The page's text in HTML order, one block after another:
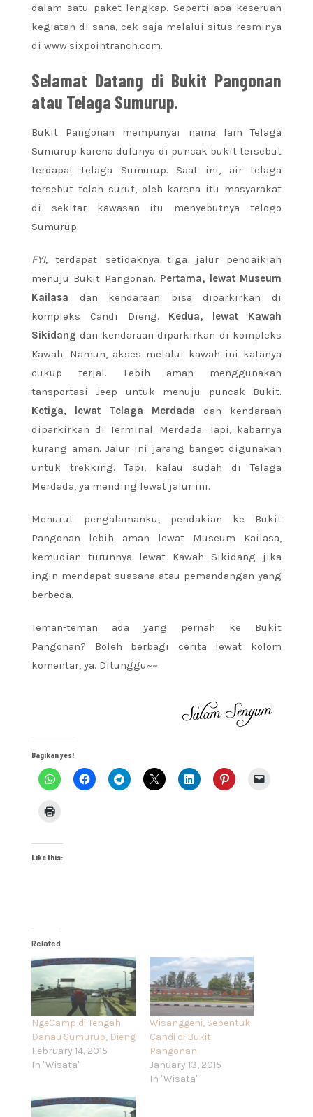
dalam satu paket lengkap. Seperti apa keseruan
kegiatan di sana, cek saja melalui situs resminya
di www.sixpointranch.com.
Selamat Datang di Bukit Pangonan
atau Telaga Sumurup.
Bukit Pangonan mempunyai nama lain Telaga
Sumurup karena dulunya di puncak bukit tersebut
terdapat telaga Sumurup. Saat ini, air telaga
tersebut telah surut, oleh karena itu masyarakat
di sekitar kawasan itu menyebutnya telogo
Sumurup.
FYI,terdapat setidaknya tiga jalur pendaikian
menuju Bukit Pangonan. Pertama, lewat Museum
Kailasa dan kendaraan bisa diparkirkan di
kompleks Candi Dieng. Kedua, lewat Kawah
Sikidangdan kendaraan diparkirkan di kompleks
Kawah. Namun, akses melalui kawah ini katanya
cukup terjal. Lebih aman menggunakan
tansportasi Jeep untuk menuju puncak Bukit.
Ketiga, lewat Telaga Merdada dan kendaraan
diparkirkan di Terminal Merdada. Tapi, kabarnya
kurang aman. Jalur ini jarang banget digunakan
untuk trekking. Tapi, kalau sudah di Telaga
Merdada, ya mending lewat jalur ini.
Menurut pengalamanku, pendakian ke Bukit
Pangonan lebih aman lewat Museum Kailasa,
kemudian turunnya lewat Kawah Sikidang jika
ingin mendapat suasana atau pemandangan yang
berbeda.
Teman-teman ada yang pernah ke Bukit
Pangonan? Boleh berbagi cerita lewat kolom
komentar, ya. Ditunggu~~
Bagikan yes!
Like this:
Related
NgeCamp di Tengah
Danau Sumurup, Dieng
February 14, 2015
In "Wisata"
Wisanggeni, Sebentuk
Candi di Bukit
Pangonan
January 13, 2015
In "Wisata"